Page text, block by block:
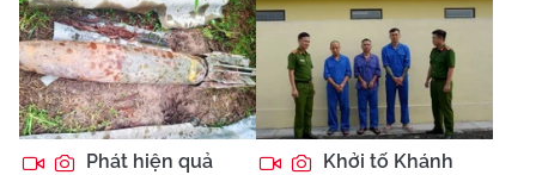
Phát hiện quả
Khởi tố Khánh